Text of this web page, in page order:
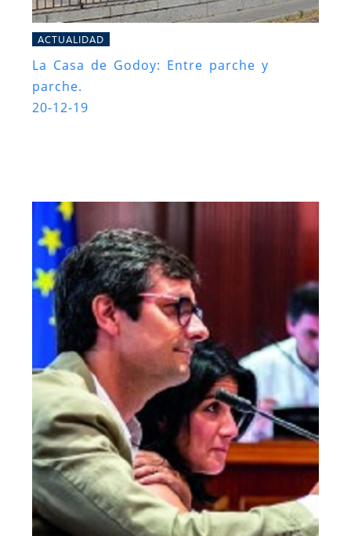
ACTUALIDAD
La Casa de Godoy: Entre parche y
parche.
20-12-19